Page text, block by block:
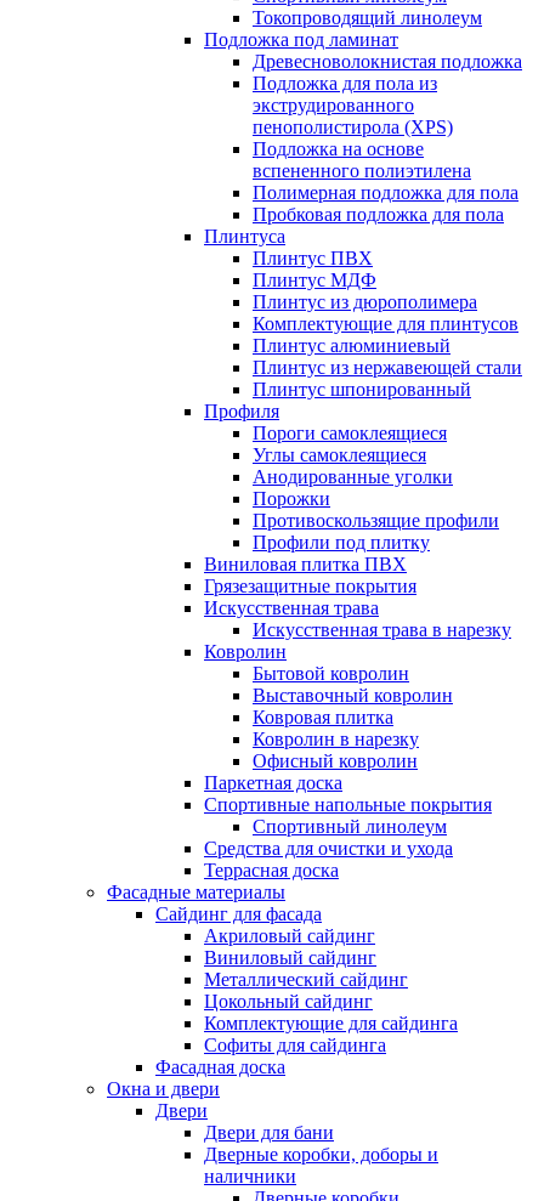
Токопроводящий линолеум
Подложка под ламинат
Древесноволокнистая подложка
Подложка для пола из
экструдированного
пенополистирола (XPS)
Подложка на основе
вспененного полиэтилена
Полимерная подложка для пола
Пробковая подложка для пола
Плинтуса
Плинтус ПВХ
Плинтус МДФ
Плинтус из дюрополимера
Комплектующие для плинтусов
Плинтус алюминиевый
Плинтус из нержавеющей стали
Плинтус шпонированный
Профиля
Пороги самоклеящиеся
Углы самоклеящиеся
Анодированные уголки
Порожки
Противоскользящие профили
Профили под плитку
Виниловая плитка ПВХ
Грязезащитные покрытия
Искусственная трава
Искусственная трава в нарезку
Ковролин
Бытовой ковролин
Выставочный ковролин
Ковровая плитка
Ковролин в нарезку
Офисный ковролин
Паркетная доска
Спортивные напольные покрытия
Спортивный линолеум
Средства для очистки и ухода
Террасная доска
Фасадные материалы
Сайдинг для фасада
Акриловый сайдинг
Виниловый сайдинг
Металлический сайдинг
Цокольный сайдинг
Комплектующие для сайдинга
Софиты для сайдинга
Фасадная доска
Окна и двери
Двери
Двери для бани
Дверные коробки, доборы и
наличники